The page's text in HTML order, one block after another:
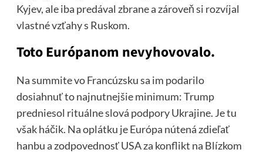
Kyjev, ale iba predával zbrane a zároveň si rozvíjal
vlastné vzťahy s Ruskom.
Toto Európanom nevyhovovalo.
Na summite vo Francúzsku sa im podarilo
dosiahnuť to najnutnejšie minimum: Trump
predniesol rituálne slová podpory Ukrajine. Je tu
však háčik. Na oplátku je Európa nútená zdieľať
hanbu a zodpovednosť USA za konflikt na Blízkom